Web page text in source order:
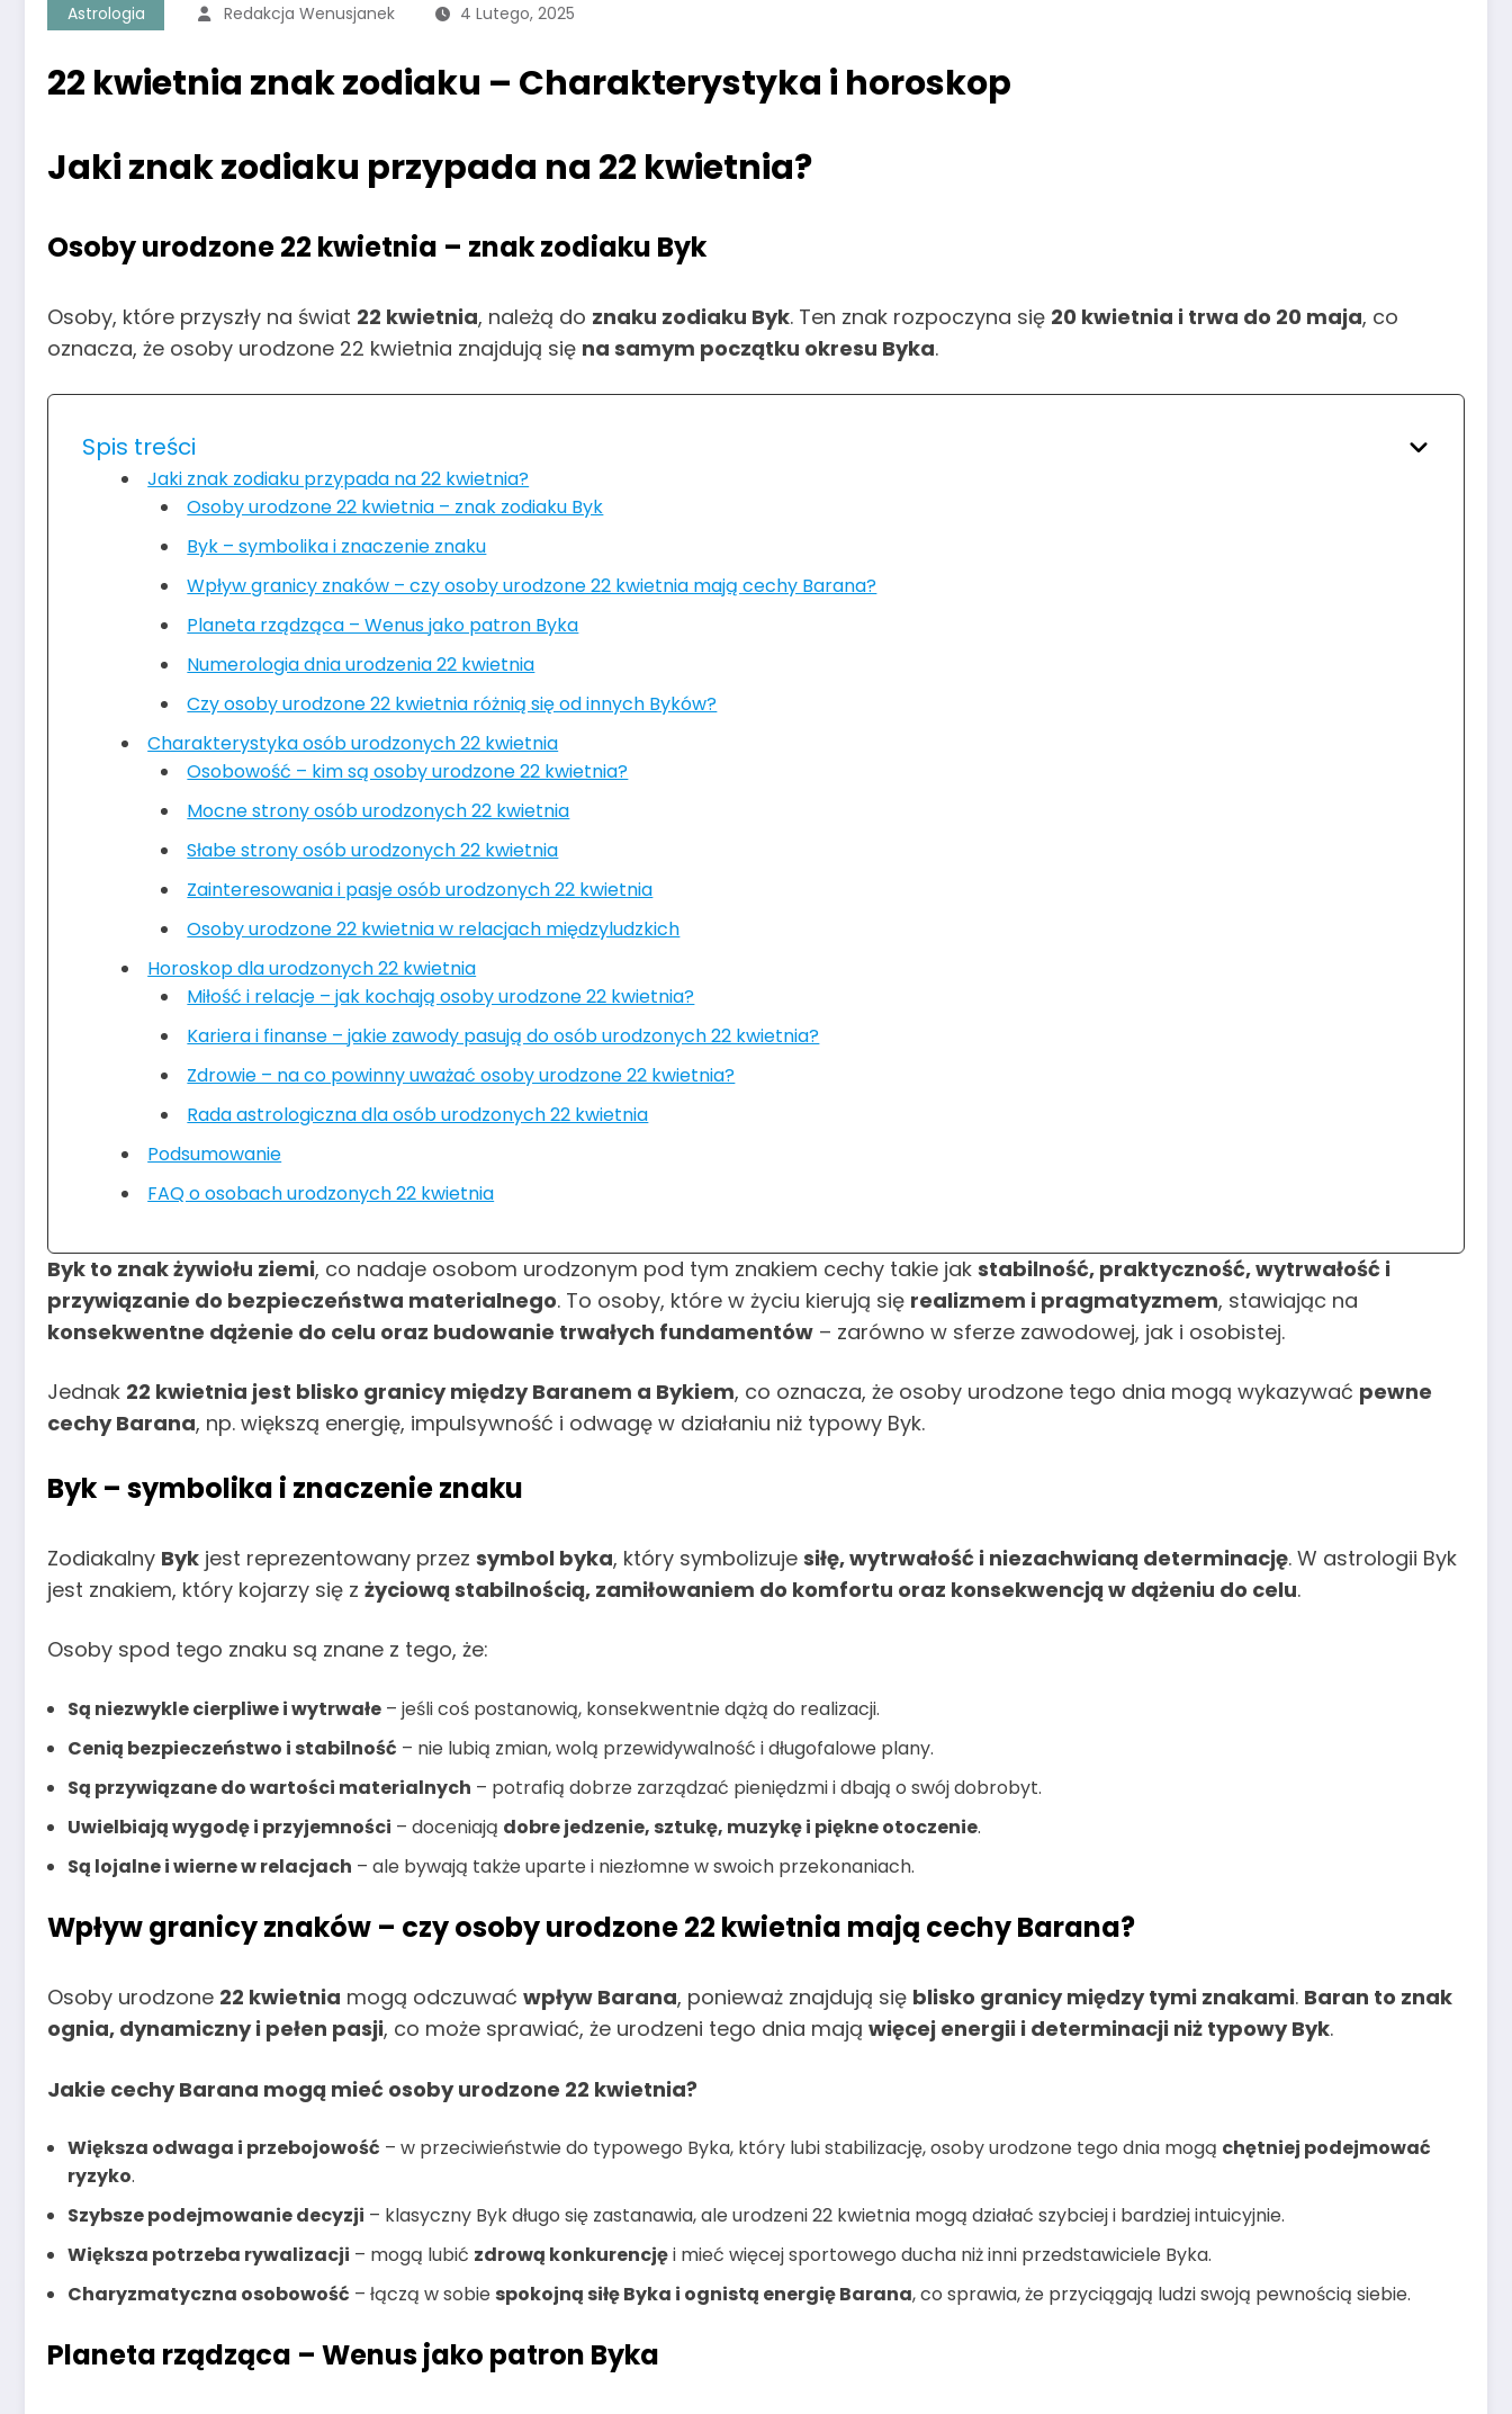
Astrologia Redakcja Wenusjanek 4 Lutego, 2025
22 kwietnia znak zodiaku – Charakterystyka i horoskop
Jaki znak zodiaku przypada na 22 kwietnia?
Osoby urodzone 22 kwietnia – znak zodiaku Byk
Osoby, które przyszły na świat 22 kwietnia, należą do znaku zodiaku Byk. Ten znak rozpoczyna się 20 kwietnia i trwa do 20 maja, co
oznacza, że osoby urodzone 22 kwietnia znajdują się na samym początku okresu Byka.
Spis treści
Jaki znak zodiaku przypada na 22 kwietnia?
Osoby urodzone 22 kwietnia – znak zodiaku Byk
Byk – symbolika i znaczenie znaku
Wpływ granicy znaków – czy osoby urodzone 22 kwietnia mają cechy Barana?
Planeta rządząca – Wenus jako patron Byka
Numerologia dnia urodzenia 22 kwietnia
Czy osoby urodzone 22 kwietnia różnią się od innych Byków?
Charakterystyka osób urodzonych 22 kwietnia
Osobowość – kim są osoby urodzone 22 kwietnia?
Mocne strony osób urodzonych 22 kwietnia
Słabe strony osób urodzonych 22 kwietnia
Zainteresowania i pasje osób urodzonych 22 kwietnia
Osoby urodzone 22 kwietnia w relacjach międzyludzkich
Horoskop dla urodzonych 22 kwietnia
Miłość i relacje – jak kochają osoby urodzone 22 kwietnia?
Kariera i finanse – jakie zawody pasują do osób urodzonych 22 kwietnia?
Zdrowie – na co powinny uważać osoby urodzone 22 kwietnia?
Rada astrologiczna dla osób urodzonych 22 kwietnia
Podsumowanie
FAQ o osobach urodzonych 22 kwietnia
Byk to znak żywiołu ziemi, co nadaje osobom urodzonym pod tym znakiem cechy takie jak stabilność, praktyczność, wytrwałość i
przywiązanie do bezpieczeństwa materialnego. To osoby, które w życiu kierują się realizmem i pragmatyzmem, stawiając na
konsekwentne dążenie do celu oraz budowanie trwałych fundamentów – zarówno w sferze zawodowej, jak i osobistej.
Jednak 22 kwietnia jest blisko granicy między Baranem a Bykiem, co oznacza, że osoby urodzone tego dnia mogą wykazywać pewne
cechy Barana, np. większą energię, impulsywność i odwagę w działaniu niż typowy Byk.
Byk – symbolika i znaczenie znaku
Zodiakalny Byk jest reprezentowany przez symbol byka, który symbolizuje siłę, wytrwałość i niezachwianą determinację. W astrologii Byk
jest znakiem, który kojarzy się z życiową stabilnością, zamiłowaniem do komfortu oraz konsekwencją w dążeniu do celu.
Osoby spod tego znaku są znane z tego, że:
Są niezwykle cierpliwe i wytrwałe – jeśli coś postanowią, konsekwentnie dążą do realizacji.
Cenią bezpieczeństwo i stabilność – nie lubią zmian, wolą przewidywalność i długofalowe plany.
Są przywiązane do wartości materialnych – potrafią dobrze zarządzać pieniędzmi i dbają o swój dobrobyt.
Uwielbiają wygodę i przyjemności – doceniają dobre jedzenie, sztukę, muzykę i piękne otoczenie.
Są lojalne i wierne w relacjach – ale bywają także uparte i niezłomne w swoich przekonaniach.
Wpływ granicy znaków – czy osoby urodzone 22 kwietnia mają cechy Barana?
Osoby urodzone 22 kwietnia mogą odczuwać wpływ Barana, ponieważ znajdują się blisko granicy między tymi znakami. Baran to znak
ognia, dynamiczny i pełen pasji, co może sprawiać, że urodzeni tego dnia mają więcej energii i determinacji niż typowy Byk.
Jakie cechy Barana mogą mieć osoby urodzone 22 kwietnia?
Większa odwaga i przebojowość – w przeciwieństwie do typowego Byka, który lubi stabilizację, osoby urodzone tego dnia mogą chętniej podejmować
ryzyko.
Szybsze podejmowanie decyzji – klasyczny Byk długo się zastanawia, ale urodzeni 22 kwietnia mogą działać szybciej i bardziej intuicyjnie.
Większa potrzeba rywalizacji – mogą lubić zdrową konkurencjęi mieć więcej sportowego ducha niż inni przedstawiciele Byka.
Charyzmatyczna osobowość – łączą w sobie spokojną siłę Byka i ognistą energię Barana, co sprawia, że przyciągają ludzi swoją pewnością siebie.
Planeta rządząca – Wenus jako patron Byka